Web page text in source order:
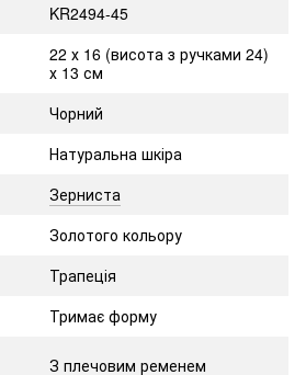
KR2494-45
22 х 16 (висота з ручками 24)
х 13 см
Чорний
Натуральна шкіра
Зерниста
Золотого кольору
Трапеція
Тримає форму
З плечовим ременем